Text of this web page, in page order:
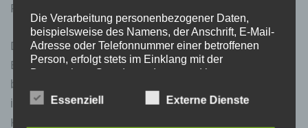
Redebedarf haben.
Dennoch bitte wir alle Eltern und
Erziehungsberechtigten, in dieser Zeit ganz
besonders intensiv mit ihren Kindern zu sprechen,
ihnen gut zuzuhören und darauf zu achten, was ihr
Kind über das Handy erfährt und sieht.
Die Verarbeitung personenbezogener Daten,
beispielsweise des Namens, der Anschrift, E-Mail-
Adresse oder Telefonnummer einer betroffenen
Person, erfolgt stets im Einklang mit der
Datenschutz-Grundverordnung und in
landesspezifischen Datenschutzbestimmungen.
Essenziell Externe Dienste